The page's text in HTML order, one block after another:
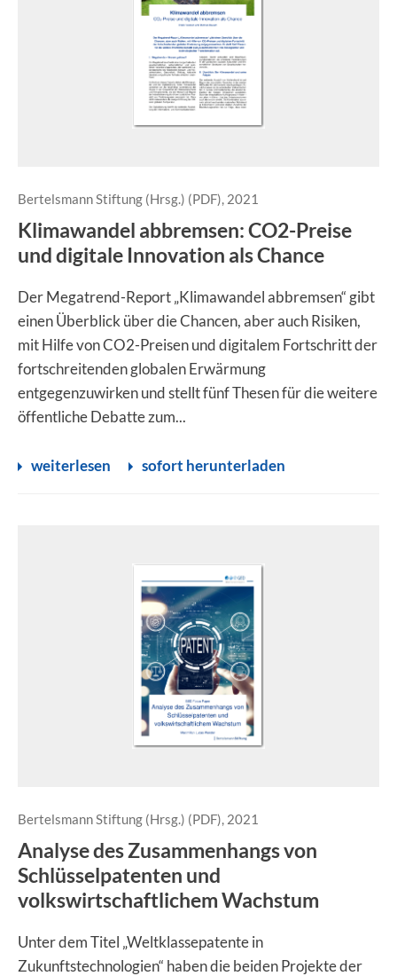
Bertelsmann Stiftung (Hrsg.) (PDF), 2021
Klimawandel abbremsen: CO2-Preise
und digitale Innovation als Chance
Der Megatrend-Report „Klimawandel abbremsen“ gibt
einen Überblick über die Chancen, aber auch Risiken,
mit Hilfe von CO2-Preisen und digitalem Fortschritt der
fortschreitenden globalen Erwärmung
entgegenzuwirken und stellt fünf Thesen für die weitere
öffentliche Debatte zum...
weiterlesen sofort herunterladen
Bertelsmann Stiftung (Hrsg.) (PDF), 2021
Analyse des Zusammenhangs von
Schlüsselpatenten und
volkswirtschaftlichem Wachstum
Unter dem Titel „Weltklassepatente in
Zukunftstechnologien“ haben die beiden Projekte der